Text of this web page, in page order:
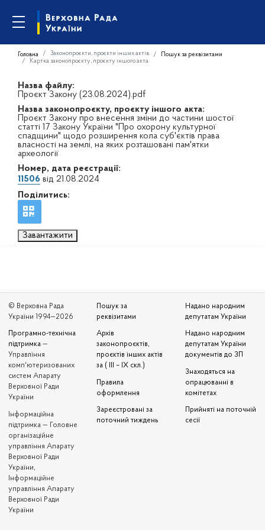
Головна Законопроєкти, проєкти інших актів
Пошук за реквізитами
Картка законопроєкту, проєкту іншого акта
Назва файлу:
Проєкт Закону (23.08.2024).pdf
Назва законопроєкту, проєкту іншого акта:
Проєкт Закону про внесення зміни до частини шостої
статті 17 Закону України "Про охорону культурної
спадщини" щодо розширення кола суб'єктів права
власності на землі, на яких розташовані пам'ятки
археології
Номер, дата реєстрації:
11506 від 21.08.2024
Поділитись:
Завантажити
© Верховна Рада
України 1994—2026
Програмно-технічна
підтримка —
Управління
комп'ютеризованих
систем Апарату
Верховної Ради
України
Iнформаційна
підтримка — Головне
організаційне
управління Апарату
Верховної Ради
України,
Інформаційне
управління Апарату
Верховної Ради
України
Пошук за
реквізитами
Архів
законопроєктів,
проєктів інших актів
за ( III – IX скл.)
Правила
оформлення
Зареєстровані за
поточний тиждень
Надано народним
депутатам України
Надано народним
депутатам України
документів до ЗП
Знаходяться на
опрацюванні в
комітетах
Прийняті на поточній
сесії